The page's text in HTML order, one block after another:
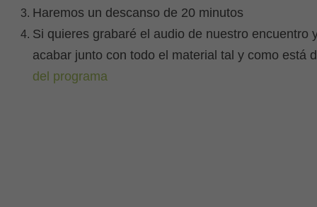
Haremos un descanso de 20 minutos
Si quieres grabaré el audio de nuestro encuentro
acabar junto con todo el material tal y como está
del programa